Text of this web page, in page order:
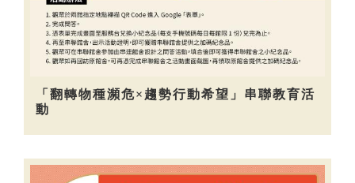
「翻轉物種瀕危×趨勢行動希望」串聯教育活
動